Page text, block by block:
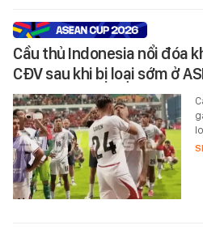
Cầu thủ Indonesia nổi đóa
CĐV sau khi bị loại sớm ở